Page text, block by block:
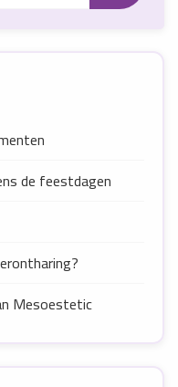
de feestdagen
Mesoestetic